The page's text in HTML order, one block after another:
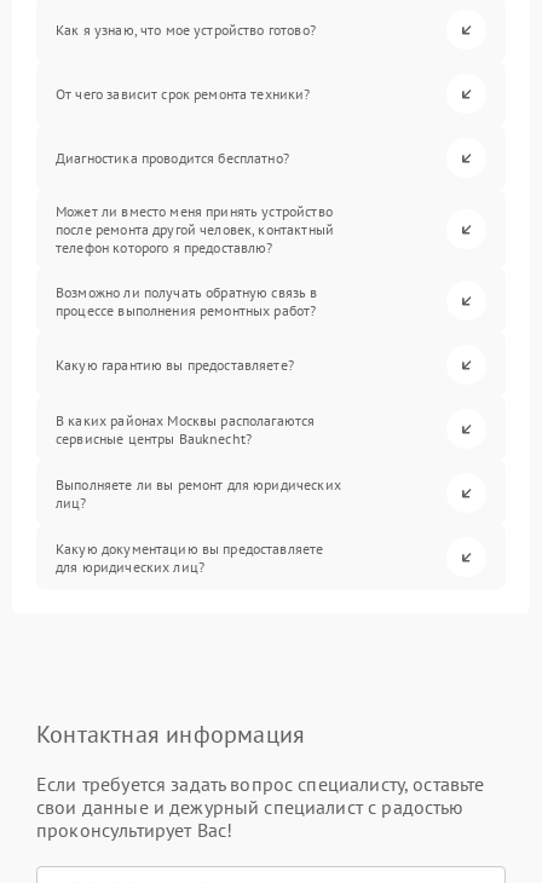
Как я узнаю, что мое устройство готово?
От чего зависит срок ремонта техники?
Диагностика проводится бесплатно?
Может ли вместо меня принять устройство
после ремонта другой человек, контактный
телефон которого я предоставлю?
Возможно ли получать обратную связь в
процессе выполнения ремонтных работ?
Какую гарантию вы предоставляете?
В каких районах Москвы располагаются
сервисные центры Bauknecht?
Выполняете ли вы ремонт для юридических
лиц?
Какую документацию вы предоставляете
для юридических лиц?
Контактная информация
Если требуется задать вопрос специалисту, оставьте
свои данные и дежурный специалист с радостью
проконсультирует Вас!